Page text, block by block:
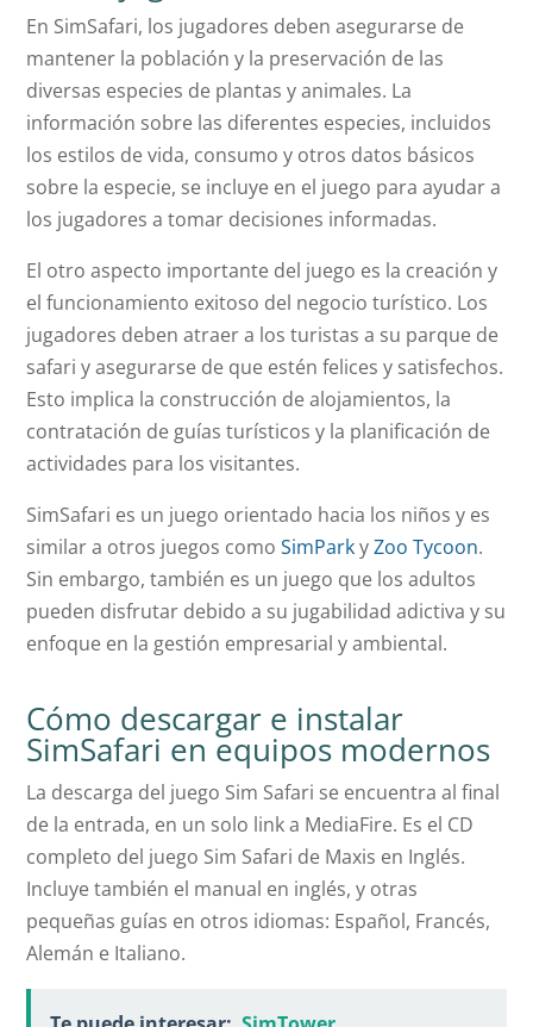
En SimSafari, los jugadores deben asegurarse de
mantener la población y la preservación de las
diversas especies de plantas y animales. La
información sobre las diferentes especies, incluidos
los estilos de vida, consumo y otros datos básicos
sobre la especie, se incluye en el juego para ayudar a
los jugadores a tomar decisiones informadas.
El otro aspecto importante del juego es la creación y
el funcionamiento exitoso del negocio turístico. Los
jugadores deben atraer a los turistas a su parque de
safari y asegurarse de que estén felices y satisfechos.
Esto implica la construcción de alojamientos, la
contratación de guías turísticos y la planificación de
actividades para los visitantes.
SimSafari es un juego orientado hacia los niños y es
similar a otros juegos comoSimParkyZoo Tycoon.
Sin embargo, también es un juego que los adultos
pueden disfrutar debido a su jugabilidad adictiva y su
enfoque en la gestión empresarial y ambiental.
Cómo descargar e instalar
SimSafari en equipos modernos
La descarga del juego Sim Safari se encuentra al final
de la entrada, en un solo link a MediaFire. Es el CD
completo del juego Sim Safari de Maxis en Inglés.
Incluye también el manual en inglés, y otras
pequeñas guías en otros idiomas: Español, Francés,
Alemán e Italiano.